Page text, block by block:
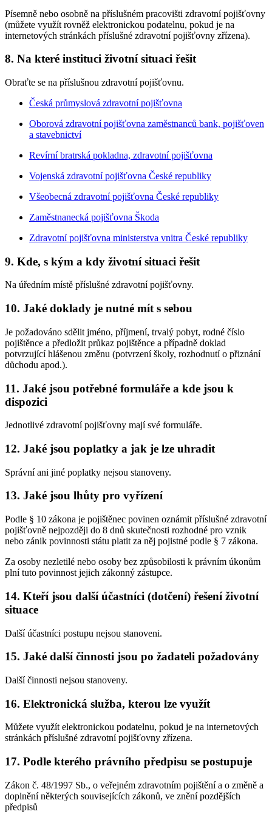
Písemně nebo osobně na příslušném pracovišti zdravotní pojišťovny
(můžete využít rovněž elektronickou podatelnu, pokud je na
internetových stránkách příslušné zdravotní pojišťovny zřízena).
8. Na které instituci životní situaci řešit
Obraťte se na příslušnou zdravotní pojišťovnu.
Česká průmyslová zdravotní pojišťovna
Oborová zdravotní pojišťovna zaměstnanců bank, pojišťoven
a stavebnictví
Revírní bratrská pokladna, zdravotní pojišťovna
Vojenská zdravotní pojišťovna České republiky
Všeobecná zdravotní pojišťovna České republiky
Zaměstnanecká pojišťovna Škoda
Zdravotní pojišťovna ministerstva vnitra České republiky
9. Kde, s kým a kdy životní situaci řešit
Na úředním místě příslušné zdravotní pojišťovny.
10. Jaké doklady je nutné mít s sebou
Je požadováno sdělit jméno, příjmení, trvalý pobyt, rodné číslo
pojištěnce a předložit průkaz pojištěnce a případně doklad
potvrzující hlášenou změnu (potvrzení školy, rozhodnutí o přiznání
důchodu apod.).
11. Jaké jsou potřebné formuláře a kde jsou k
dispozici
Jednotlivé zdravotní pojišťovny mají své formuláře.
12. Jaké jsou poplatky a jak je lze uhradit
Správní ani jiné poplatky nejsou stanoveny.
13. Jaké jsou lhůty pro vyřízení
Podle § 10 zákona je pojištěnec povinen oznámit příslušné zdravotní
pojišťovně nejpozději do 8 dnů skutečnosti rozhodné pro vznik
nebo zánik povinnosti státu platit za něj pojistné podle § 7 zákona.
Za osoby nezletilé nebo osoby bez způsobilosti k právním úkonům
plní tuto povinnost jejich zákonný zástupce.
14. Kteří jsou další účastníci (dotčení) řešení životní
situace
Další účastníci postupu nejsou stanoveni.
15. Jaké další činnosti jsou po žadateli požadovány
Další činnosti nejsou stanoveny.
16. Elektronická služba, kterou lze využít
Můžete využít elektronickou podatelnu, pokud je na internetových
stránkách příslušné zdravotní pojišťovny zřízena.
17. Podle kterého právního předpisu se postupuje
Zákon č. 48/1997 Sb., o veřejném zdravotním pojištění a o změně a
doplnění některých souvisejících zákonů, ve znění pozdějších
předpisů